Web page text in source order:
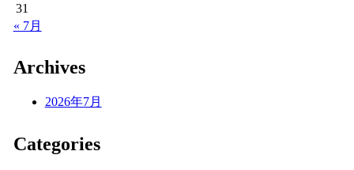
31
« 7月
Archives
2026年7月
Categories